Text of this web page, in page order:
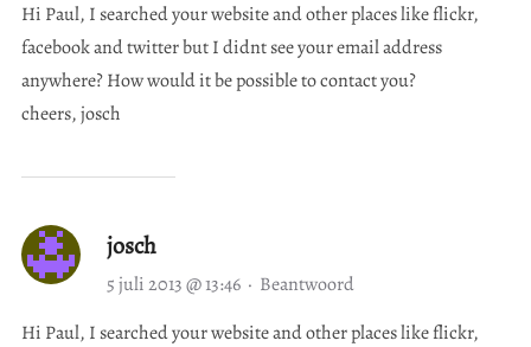
Hi Paul, I searched your website and other places like flickr,
facebook and twitter but I didnt see your email address
anywhere? How would it be possible to contact you?
cheers, josch
josch
5 juli 2013 @ 13:46 · Beantwoord
Hi Paul, I searched your website and other places like flickr,